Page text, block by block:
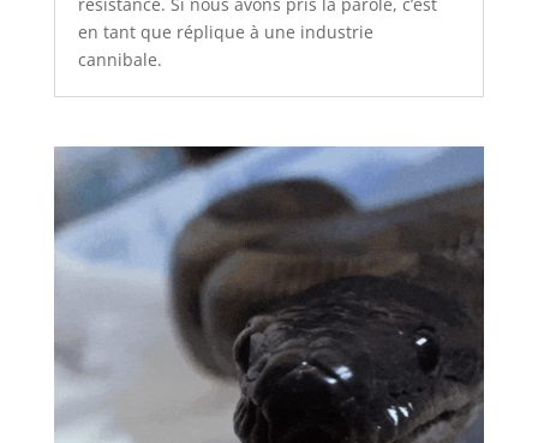
en tant que réplique à une industrie
cannibale.